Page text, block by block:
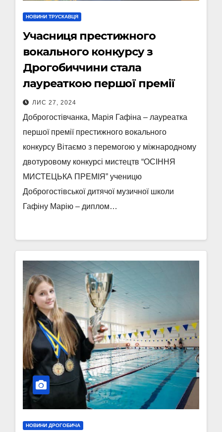
НОВИНИ ТРУСКАВЦЯ
Учасниця престижного
вокального конкурсу з
Дрогобиччини стала
лауреаткою першої премії
ЛИС 27, 2024
Доброгостівчанка, Марія Гафіна – лауреатка
першої премії престижного вокального
конкурсу Вітаємо з перемогою у міжнародному
двотуровому конкурсі мистецтв “ОСІННЯ
МИСТЕЦЬКА ПРЕМІЯ” ученицю
Доброгостівської дитячої музичної школи
Гафіну Марію – диплом…
НОВИНИ ДРОГОБИЧА